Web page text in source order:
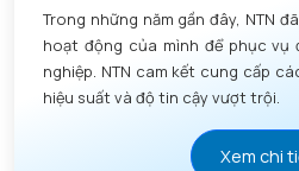
Trong những năm gần đây, NTN đã
hoạt động của mình để phục vụ đa
nghiệp. NTN cam kết cung cấp
hiệu suất và độ tin cậy vượt trội.
Xem chi